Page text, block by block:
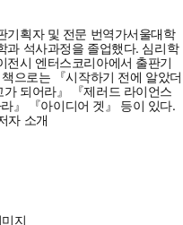
기획자 및 전문 번역가서울대학
과 석사과정을 졸업했다. 심리학
전시 엔터스코리아에서 출판기
으로는 『시작하기 전에 알았더
되어라』 『제러드 라이언스
』 『아이디어 겟』 등이 있다.
자 소개